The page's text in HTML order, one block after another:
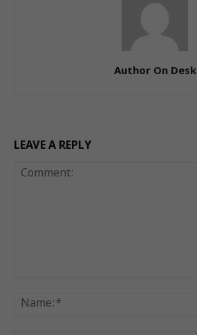
Author On Desk
LEAVE A REPLY